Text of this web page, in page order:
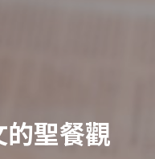
聖餐觀